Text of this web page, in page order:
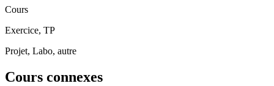
Cours
Exercice, TP
Projet, Labo, autre
Cours connexes